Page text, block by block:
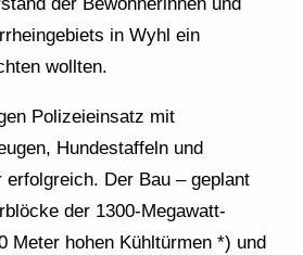
der Bewohnerinnen und
in Wyhl ein
wollten.
Polizeieinsatz mit
Hundestaffeln und
Der Bau – geplant
der 1300-Megawatt-
Meter hohen Kühltürmen *) und